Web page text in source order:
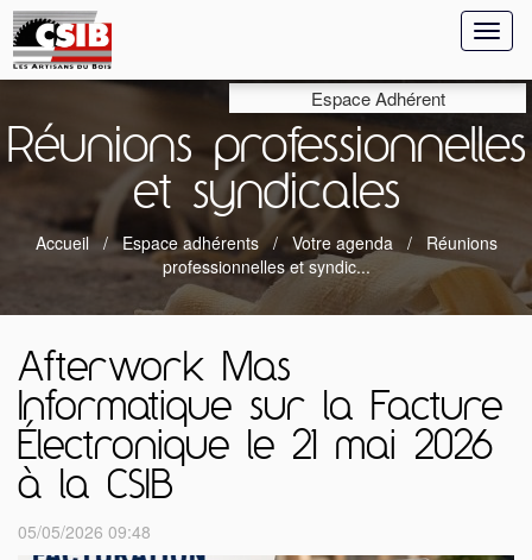
Espace Adhérent
Réunions professionnelles
et syndicales
Accueil Espace adhérents Votre agenda
Réunions
professionnelles et syndic...
Afterwork Mas
Informatique sur la Facture
Électronique le 21 mai 2026
à la CSIB
05/05/2026 09:48